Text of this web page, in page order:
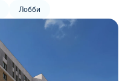
Лобби